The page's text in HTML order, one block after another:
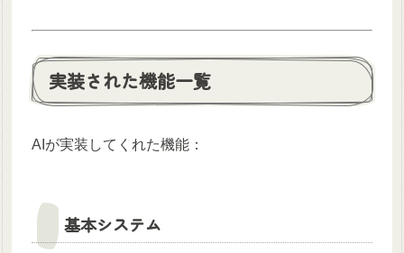
実装された機能一覧
AIが実装してくれた機能：
基本システム